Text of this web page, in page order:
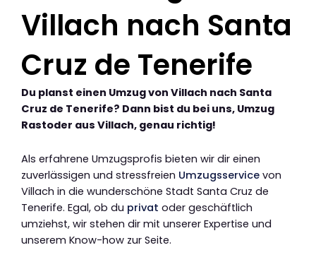
Villach nach Santa
Cruz de Tenerife
Du planst einen Umzug von Villach nach Santa
Cruz de Tenerife? Dann bist du bei uns, Umzug
Rastoder aus Villach, genau richtig!
Als erfahrene Umzugsprofis bieten wir dir einen
zuverlässigen und stressfreien Umzugsservice von
Villach in die wunderschöne Stadt Santa Cruz de
Tenerife. Egal, ob du privat oder geschäftlich
umziehst, wir stehen dir mit unserer Expertise und
unserem Know-how zur Seite.